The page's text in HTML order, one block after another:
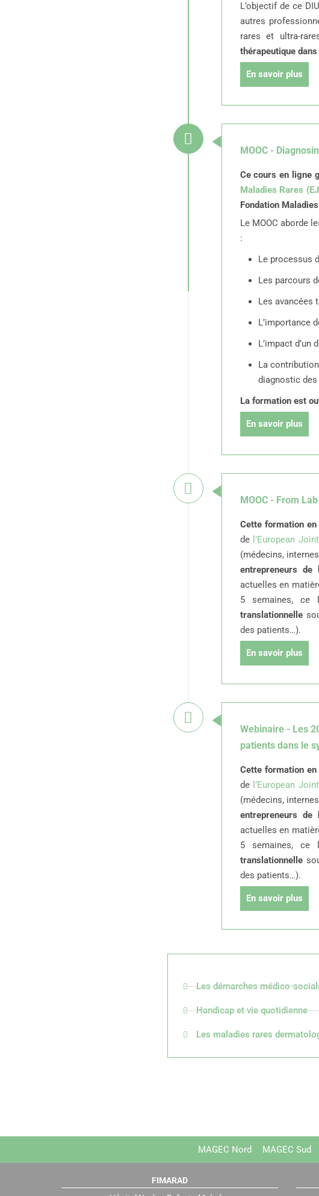
L’objectif de ce
autres
rares et ultra-
thérapeutique
En savoir plus
MOOC -
Ce cours en ligne
Maladies Rares
Fondation
Le MOOC aborde
:
Le processus
Les parcours
Les avancées
L’importance
L’impact
La
diagnostic
La formation est
En savoir plus
MOOC - From
Cette formation
de l’European
(médecins,
entrepreneurs de
actuelles en
5 semaines, ce
translationnelle
des patients…).
En savoir plus
Webinaire - Les
patients dans le
Cette formation
de l’European
(médecins,
entrepreneurs de
actuelles en
5 semaines, ce
translationnelle
des patients…).
En savoir plus
Les démarches médico-
Handicap et vie quotidienne
Les maladies rares
MAGEC Nord MAGEC Sud
FIMARAD